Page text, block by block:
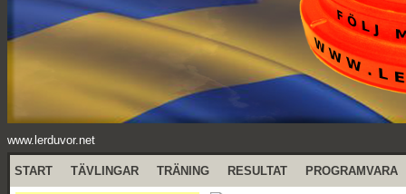
www.lerduvor.net
START TÄVLINGAR TRÄNING RESULTAT PROGRAMVARA